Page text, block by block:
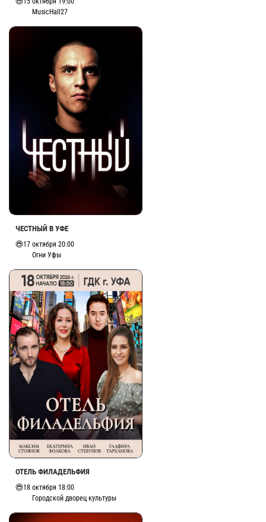
MusicHall27
ЧЕСТНЫЙ В УФЕ
17 октября 20:00
Огни Уфы
ОТЕЛЬ ФИЛАДЕЛЬФИЯ
18 октября 18:00
Городской дворец культуры